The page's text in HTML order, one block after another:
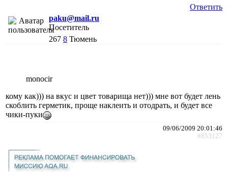
Ответить
paku@mail.ru
Посетитель
267 8 Тюмень
monocir
кому как))) на вкус и цвет товарища нет))) мне вот будет лень
скоблить герметик, проще наклеить и отодрать, и будет все
чики-пуки
09/06/2009 20:01:46
#853127